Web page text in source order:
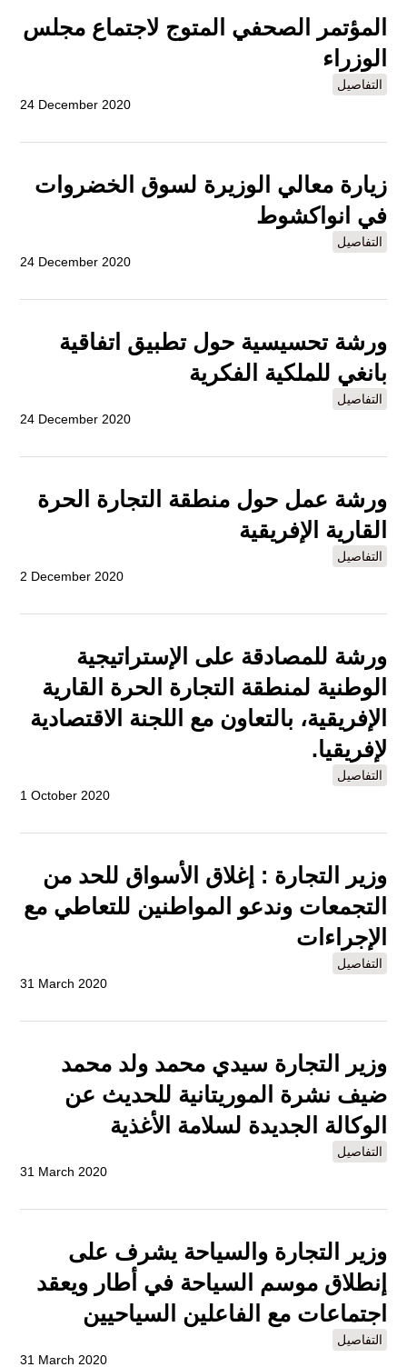
المؤتمر الصحفي المتوج لاجتماع مجلس
الوزراء
التفاصيل
24 December 2020
زيارة معالي الوزيرة لسوق الخضروات
في انواكشوط
التفاصيل
24 December 2020
ورشة تحسيسية حول تطبيق اتفاقية
بانغي للملكية الفكرية
التفاصيل
24 December 2020
ورشة عمل حول منطقة التجارة الحرة
القارية الإفريقية
التفاصيل
2 December 2020
ورشة للمصادقة على الإستراتيجية
الوطنية لمنطقة التجارة الحرة القارية
الإفريقية، بالتعاون مع اللجنة الاقتصادية
لإفريقيا.
التفاصيل
1 October 2020
وزير التجارة : إغلاق الأسواق للحد من
التجمعات وندعو المواطنين للتعاطي مع
الإجراءات
التفاصيل
31 March 2020
وزير التجارة سيدي محمد ولد محمد
ضيف نشرة الموريتانية للحديث عن
الوكالة الجديدة لسلامة الأغذية
التفاصيل
31 March 2020
وزير التجارة والسياحة يشرف على
إنطلاق موسم السياحة في أطار ويعقد
اجتماعات مع الفاعلين السياحيين
التفاصيل
31 March 2020